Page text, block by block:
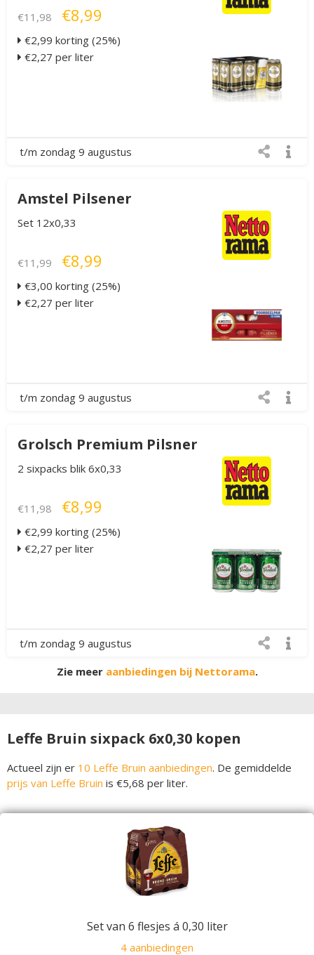
€11,98 €8,99
€2,99 korting (25%)
€2,27 per liter
t/m zondag 9 augustus
Amstel Pilsener
Set 12x0,33
€11,99 €8,99
€3,00 korting (25%)
€2,27 per liter
t/m zondag 9 augustus
Grolsch Premium Pilsner
2 sixpacks blik 6x0,33
€11,98 €8,99
€2,99 korting (25%)
€2,27 per liter
t/m zondag 9 augustus
Zie meer aanbiedingen bij Nettorama.
Leffe Bruin sixpack 6x0,30 kopen
Actueel zijn er 10 Leffe Bruin aanbiedingen. De gemiddelde
prijs van Leffe Bruin is €5,68 per liter.
Set van 6 flesjes á 0,30 liter
4 aanbiedingen